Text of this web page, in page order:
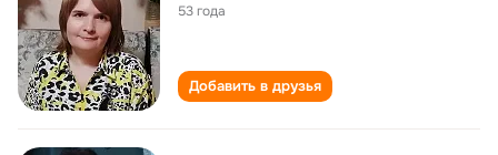
53 года
Добавить в друзья